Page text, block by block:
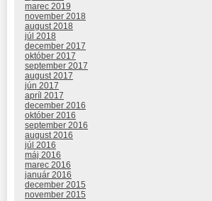
marec 2019
november 2018
august 2018
júl 2018
december 2017
október 2017
september 2017
august 2017
jún 2017
apríl 2017
december 2016
október 2016
september 2016
august 2016
júl 2016
máj 2016
marec 2016
január 2016
december 2015
november 2015